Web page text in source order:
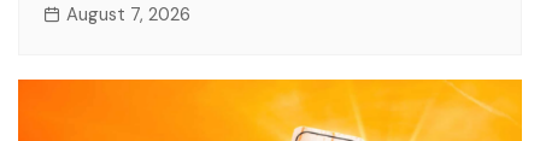
August 7, 2026